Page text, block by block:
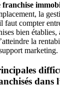
franchise
la
faut compter
bien établies,
la
marketing.
dans